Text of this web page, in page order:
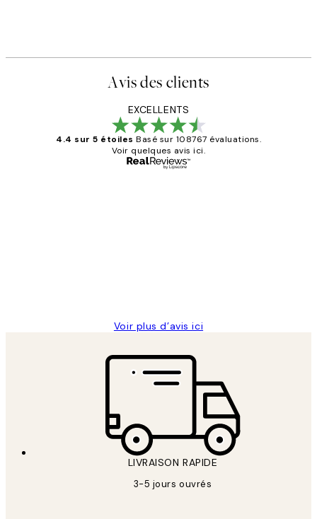
Avis des clients
EXCELLENTS
4.4 sur 5 étoiles Basé sur 108767 évaluations.
Voir quelques avis ici.
Voir plus d’avis ici
LIVRAISON RAPIDE
3-5 jours ouvrés